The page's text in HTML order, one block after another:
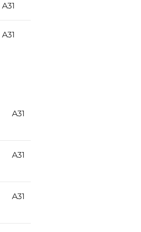
A31
A31
A31
A31
A31